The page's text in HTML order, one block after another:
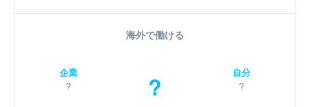
海外で働ける
企業
? ? 自分
?